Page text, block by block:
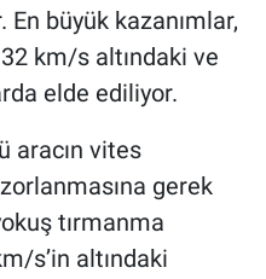
büyük kazanımlar,
km/s altındaki ve
elde ediliyor.
aracın vites
gerek
tırmanma
s’in altındaki